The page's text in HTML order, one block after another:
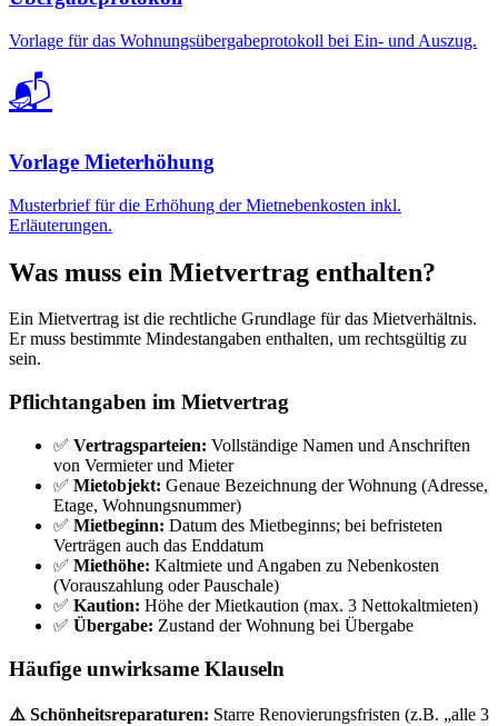
Vorlage für das Wohnungsübergabeprotokoll bei Ein- und Auszug.
📬
Vorlage Mieterhöhung
Musterbrief für die Erhöhung der Mietnebenkosten inkl.
Erläuterungen.
Was muss ein Mietvertrag enthalten?
Ein Mietvertrag ist die rechtliche Grundlage für das Mietverhältnis.
Er muss bestimmte Mindestangaben enthalten, um rechtsgültig zu
sein.
Pflichtangaben im Mietvertrag
✅ Vertragsparteien: Vollständige Namen und Anschriften
von Vermieter und Mieter
✅ Mietobjekt: Genaue Bezeichnung der Wohnung (Adresse,
Etage, Wohnungsnummer)
✅ Mietbeginn: Datum des Mietbeginns; bei befristeten
Verträgen auch das Enddatum
✅ Miethöhe: Kaltmiete und Angaben zu Nebenkosten
(Vorauszahlung oder Pauschale)
✅ Kaution: Höhe der Mietkaution (max. 3 Nettokaltmieten)
✅ Übergabe: Zustand der Wohnung bei Übergabe
Häufige unwirksame Klauseln
⚠️ Schönheitsreparaturen: Starre Renovierungsfristen (z.B. „alle 3